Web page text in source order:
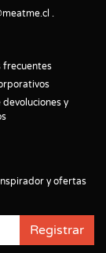
frecuentes
devoluciones y
y ofertas
Registrar